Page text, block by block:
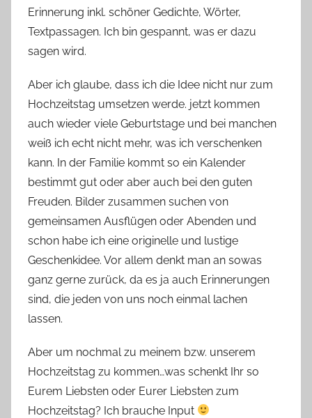
Erinnerung inkl. schöner Gedichte, Wörter,
Textpassagen. Ich bin gespannt, was er dazu
sagen wird.
Aber ich glaube, dass ich die Idee nicht nur zum
Hochzeitstag umsetzen werde. jetzt kommen
auch wieder viele Geburtstage und bei manchen
weiß ich echt nicht mehr, was ich verschenken
kann. In der Familie kommt so ein Kalender
bestimmt gut oder aber auch bei den guten
Freuden. Bilder zusammen suchen von
gemeinsamen Ausflügen oder Abenden und
schon habe ich eine originelle und lustige
Geschenkidee. Vor allem denkt man an sowas
ganz gerne zurück, da es ja auch Erinnerungen
sind, die jeden von uns noch einmal lachen
lassen.
Aber um nochmal zu meinem bzw. unserem
Hochzeitstag zu kommen…was schenkt Ihr so
Eurem Liebsten oder Eurer Liebsten zum
Hochzeitstag? Ich brauche Input